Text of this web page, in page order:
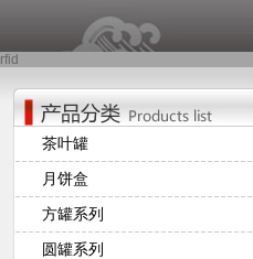
rfid
茶叶罐
月饼盒
方罐系列
圆罐系列